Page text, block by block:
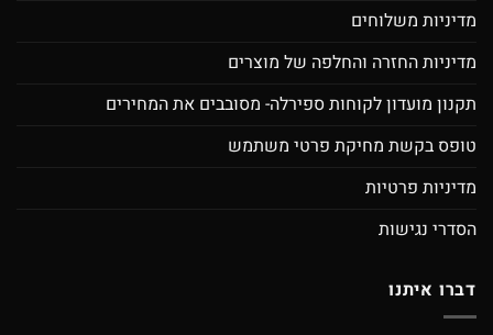
מדיניות משלוחים
מדיניות החזרה והחלפה של מוצרים
תקנון מועדון לקוחות ספירלה- מסובבים את המחירים
טופס בקשת מחיקת פרטי משתמש
מדיניות פרטיות
הסדרי נגישות
דברו איתנו